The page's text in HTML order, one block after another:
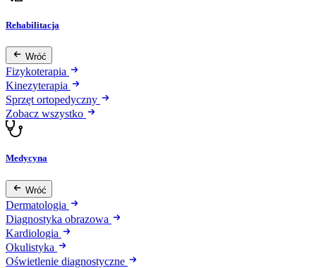
Rehabilitacja
Wróć
Fizykoterapia
Kinezyterapia
Sprzęt ortopedyczny
Zobacz wszystko
Medycyna
Wróć
Dermatologia
Diagnostyka obrazowa
Kardiologia
Okulistyka
Oświetlenie diagnostyczne